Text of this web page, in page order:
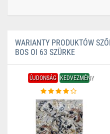
WARIANTY PRODUKTÓW
BOS OI 63 SZÜRKE
ÚJDONSÁG KEDVEZMÉNY